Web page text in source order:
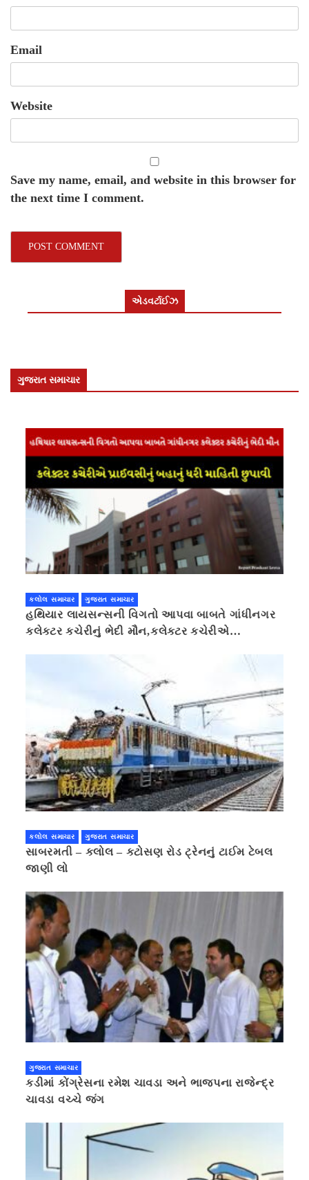
Email
Website
Save my name, email, and website in this browser for
the next time I comment.
એડવર્ટાઈઝ
ગુજરાત સમાચાર
કલોલ સમાચાર ગુજરાત સમાચાર
હથિયાર લાયસન્સની વિગતો આપવા બાબતે ગાંધીનગર
કલેક્ટર કચેરીનું ભેદી મૌન,કલેક્ટર કચેરીએ
કલોલ સમાચાર ગુજરાત સમાચાર
સાબરમતી – કલોલ – કટોસણ રોડ ટ્રેનનું ટાઈમ ટેબલ
જાણી લો
ગુજરાત સમાચાર
કડીમાં કોંગ્રેસના રમેશ ચાવડા અને ભાજપના રાજેન્દ્ર
ચાવડા વચ્ચે જંગ